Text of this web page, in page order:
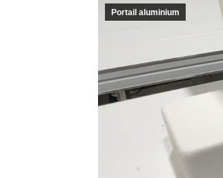
Portail aluminium